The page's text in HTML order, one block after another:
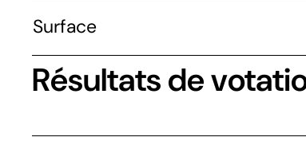
Surface
Résultats de